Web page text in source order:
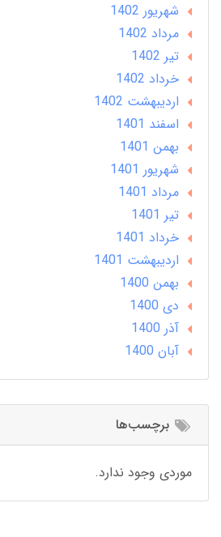
شهریور 1402
مرداد 1402
تير 1402
خرداد 1402
ارديبهشت 1402
اسفند 1401
بهمن 1401
شهریور 1401
مرداد 1401
تير 1401
خرداد 1401
ارديبهشت 1401
بهمن 1400
دی 1400
آذر 1400
آبان 1400
برچسب‌ها
موردی وجود ندارد.